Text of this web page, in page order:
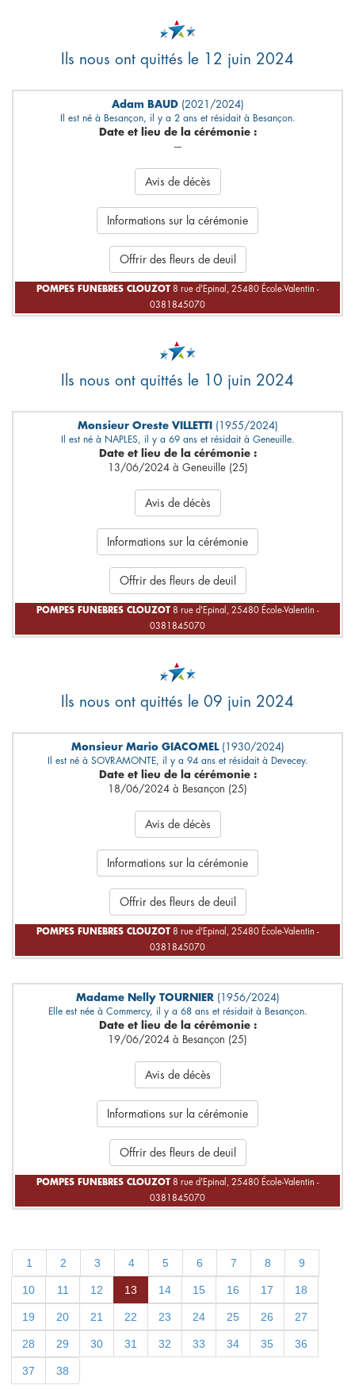
Ils nous ont quittés le 12 juin 2024
Adam BAUD (2021/2024)
Il est né à Besançon, il y a 2 ans et résidait à Besançon.
Date et lieu de la cérémonie :
---
Avis de décès
Informations sur la cérémonie
Offrir des fleurs de deuil
POMPES FUNEBRES CLOUZOT 8 rue d'Epinal, 25480 École-Valentin -
0381845070
Ils nous ont quittés le 10 juin 2024
Monsieur Oreste VILLETTI (1955/2024)
Il est né à NAPLES, il y a 69 ans et résidait à Geneuille.
Date et lieu de la cérémonie :
13/06/2024 à Geneuille (25)
Avis de décès
Informations sur la cérémonie
Offrir des fleurs de deuil
POMPES FUNEBRES CLOUZOT 8 rue d'Epinal, 25480 École-Valentin -
0381845070
Ils nous ont quittés le 09 juin 2024
Monsieur Mario GIACOMEL (1930/2024)
Il est né à SOVRAMONTE, il y a 94 ans et résidait à Devecey.
Date et lieu de la cérémonie :
18/06/2024 à Besançon (25)
Avis de décès
Informations sur la cérémonie
Offrir des fleurs de deuil
POMPES FUNEBRES CLOUZOT 8 rue d'Epinal, 25480 École-Valentin -
0381845070
Madame Nelly TOURNIER (1956/2024)
Elle est née à Commercy, il y a 68 ans et résidait à Besançon.
Date et lieu de la cérémonie :
19/06/2024 à Besançon (25)
Avis de décès
Informations sur la cérémonie
Offrir des fleurs de deuil
POMPES FUNEBRES CLOUZOT 8 rue d'Epinal, 25480 École-Valentin -
0381845070
1 2 3 4 5 6 7 8 9
10 11 12 13 14 15 16 17 18
19 20 21 22 23 24 25 26 27
28 29 30 31 32 33 34 35 36
37 38